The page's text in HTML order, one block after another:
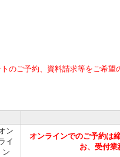
のご予約、資料請求等をご希望
ン
イ
ン
オンラインでのご予約は
お、受付業